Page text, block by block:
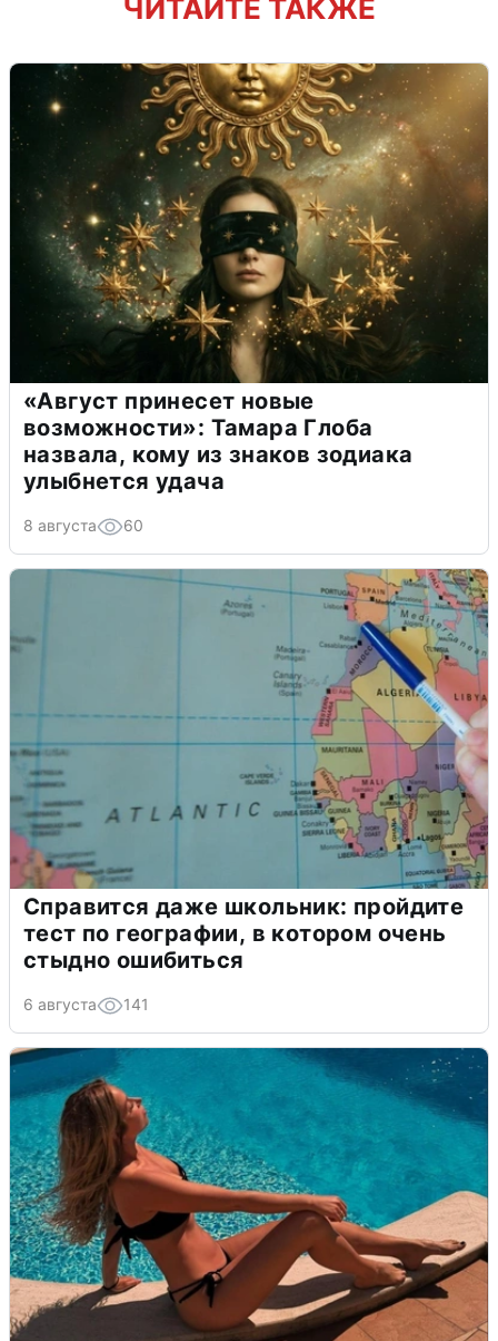
ЧИТАЙТЕ ТАКЖЕ
«Август принесет новые
возможности»: Тамара Глоба
назвала, кому из знаков зодиака
улыбнется удача
8 августа 60
Справится даже школьник: пройдите
тест по географии, в котором очень
стыдно ошибиться
6 августа 141